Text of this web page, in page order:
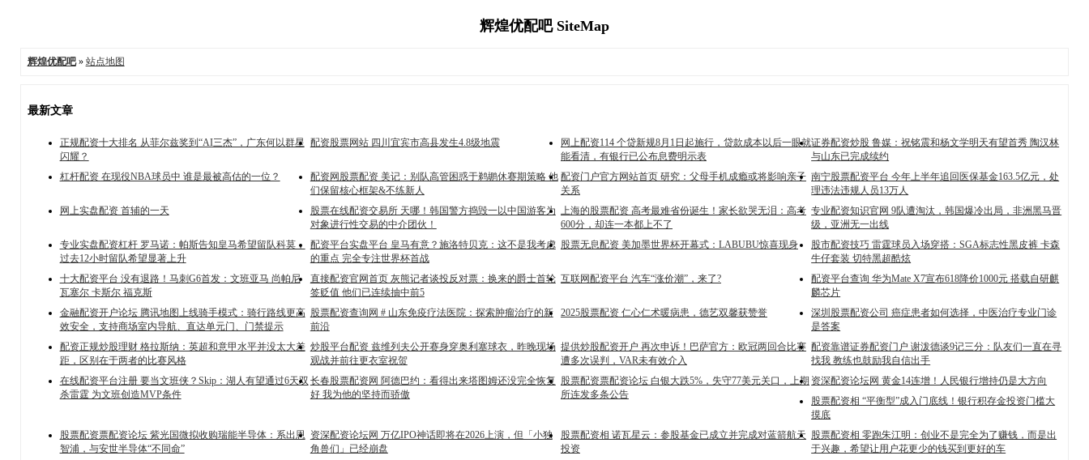
辉煌优配吧 SiteMap
辉煌优配吧» 站点地图
最新文章
正规配资十大排名 从菲尔兹奖到“AI三杰”，广东何以群星
闪耀？
配资股票网站 四川宜宾市高县发生4.8级地震
网上配资114 个贷新规8月1日起施行，贷款成本以后一眼就
能看清，有银行已公布息费明示表
证券配资炒股 鲁媒：祝铭震和杨文学明天有望首秀 陶汉林
与山东已完成续约
杠杆配资 在现役NBA球员中 谁是最被高估的一位？
配资网股票配资 美记：别队高管困惑于鹈鹕休赛期策略 他
们保留核心框架&不练新人
配资门户官方网站首页 研究：父母手机成瘾或将影响亲子
关系
南宁股票配资平台 今年上半年追回医保基金163.5亿元，处
理违法违规人员13万人
网上实盘配资 首辅的一天
股票在线配资交易所 天哪！韩国警方捣毁一以中国游客为
对象进行性交易的中介团伙！
上海的股票配资 高考最难省份诞生！家长欲哭无泪：高考
600分，却连一本都上不了
专业配资知识官网 9队遭淘汰，韩国爆冷出局，非洲黑马晋
级，亚洲无一出线
专业实盘配资杠杆 罗马诺：帕斯告知皇马希望留队科莫，
过去12小时留队希望显著上升
配资平台实盘平台 皇马有意？施洛特贝克：这不是我考虑
的重点 完全专注世界杯首战
股票无息配资 美加墨世界杯开幕式：LABUBU惊喜现身
股市配资技巧 雷霆球员入场穿搭：SGA标志性黑皮裤 卡森
牛仔套装 切特黑超酷炫
十大配资平台 没有退路！马刺G6首发：文班亚马 尚帕尼
瓦塞尔 卡斯尔 福克斯
直接配资官网首页 灰熊记者谈投反对票：换来的爵士首轮
签贬值 他们已连续抽中前5
互联网配资平台 汽车“涨价潮”，来了?
配资平台查询 华为Mate X7宣布618降价1000元 搭载自研麒
麟芯片
金融配资开户论坛 腾讯地图上线骑手模式：骑行路线更高
效安全，支持商场室内导航、直达单元门、门禁提示
股票配资查询网 # 山东免疫疗法医院：探索肿瘤治疗的新
前沿
2025股票配资 仁心仁术暖病患，德艺双馨获赞誉
深圳股票配资公司 癌症患者如何选择，中医治疗专业门诊
是答案
配资正规炒股理财 格拉斯纳：英超和意甲水平并没太大差
距，区别在于两者的比赛风格
炒股平台配资 兹维列夫公开赛身穿奥利塞球衣，昨晚现场
观战并前往更衣室祝贺
提供炒股配资开户 再次申诉！巴萨官方：欧冠两回合比赛
遭多次误判，VAR未有效介入
配资靠谱证券配资门户 谢泼德谈9记三分：队友们一直在寻
找我 教练也鼓励我自信出手
在线配资平台注册 要当文班侠？Skip：湖人有望通过6天双
杀雷霆 为文班创造MVP条件
长春股票配资网 阿德巴约：看得出来塔图姆还没完全恢复
好 我为他的坚持而骄傲
股票配资票配资论坛 白银大跌5%，失守77美元关口，上期
所连发多条公告
资深配资论坛网 黄金14连增！人民银行增持仍是大方向
股票配资相 “平衡型”成入门底线！银行积存金投资门槛大
摸底
股票配资票配资论坛 紫光国微拟收购瑞能半导体：系出恩
智浦，与安世半导体“不同命”
资深配资论坛网 万亿IPO神话即将在2026上演，但「小独
角兽们」已经崩盘
股票配资相 诺瓦星云：参股基金已成立并完成对蓝箭航天
投资
股票配资相 零跑朱江明：创业不是完全为了赚钱，而是出
于兴趣，希望让用户花更少的钱买到更好的车